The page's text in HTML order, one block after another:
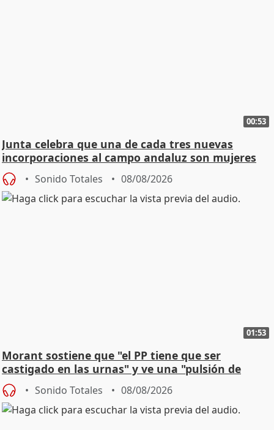
00:53
Junta celebra que una de cada tres nuevas
incorporaciones al campo andaluz son mujeres
jóvenes
Sonido Totales 08/08/2026
01:53
Morant sostiene que "el PP tiene que ser
castigado en las urnas" y ve una "pulsión de
cambio"
Sonido Totales 08/08/2026